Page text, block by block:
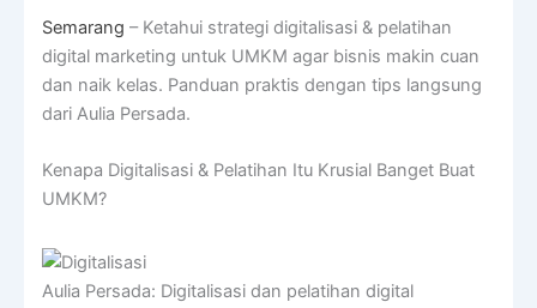
Semarang – Ketahui strategi digitalisasi & pelatihan
digital marketing untuk UMKM agar bisnis makin cuan
dan naik kelas. Panduan praktis dengan tips langsung
dari Aulia Persada.
Kenapa Digitalisasi & Pelatihan Itu Krusial Banget Buat
UMKM?
Aulia Persada: Digitalisasi dan pelatihan digital